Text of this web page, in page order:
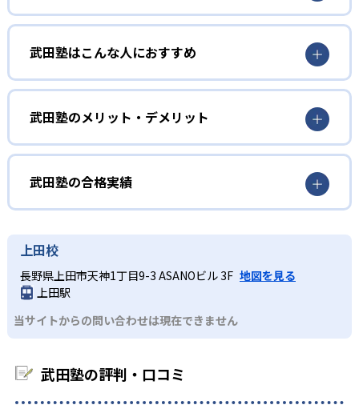
01
自立型学習塾なので、授業を実施していない。勉強の身に
武田塾はこんな人におすすめ
小学生
勉強に対して自分で考える習慣を身につけたい人向
えなければいけない。どうやったら苦手な分野を克服でき
るのか。どうやったら小テストで点数が上げられるのか。
小さな子どもの時から勉強と向き合う機会を持ち、考える
ことで、勉強する習慣が身につけられる。自立型学習塾な
ので、中学受験には向いていないが、学ぶ機会を持ちたい
人におすすめ。
小学生は校舎によって実施していないところもある。お近
くの校舎にお問い合わせしてほしい。
中学生
繰り返し問題を解き、定期テストで点数アップした
い人向け
武田塾のメリット・デメリット
どんなメリットがある？
武田塾の最大のメリットは、効率よくどんどん知識を定着
させていける点である。授業をしない分、その時間をイン
プットする時間に回せる。わかっている内容の授業を聞く
より、わからない問題をひたすら解く手法で効率よく覚え
られるのがメリットの1つ。
また、わかるまで次の単元に進まないのも特徴の1つ。もし
翌週にわからないままならば、次の単元に進まないので、
わかるまでとことん勉強できる。特に苦手な科目や苦手な
単元を反復的に勉強することができるので、確実に記憶に
ないので、着実に苦手な部分を減らし、テストでの点数ア
ップをしていくことが可能。
徹底個別特訓の対象者のみだが、自学自習の管理も行って
武田塾の合格実績
武田塾では、合格実績を公式サイトで公開し、合格した大
る。
大阪大学 -
上田校
長野県上田市天神1丁目9-3 ASANOビル 3F 地図を見る
上田駅
当サイトからの問い合わせは現在できません
武田塾の評判・口コミ